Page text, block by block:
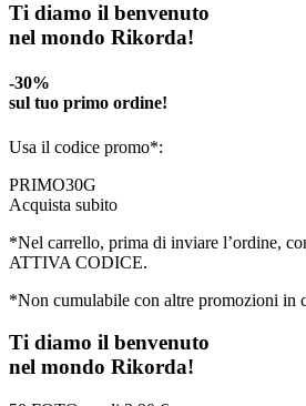
Ti diamo il benvenuto
nel mondo Rikorda!
-30%
sul tuo primo ordine!
Usa il codice promo*:
PRIMO30G
Acquista subito
*Nel carrello, prima di inviare l’ordine,
ATTIVA CODICE.
*Non cumulabile con altre promozioni in
Ti diamo il benvenuto
nel mondo Rikorda!